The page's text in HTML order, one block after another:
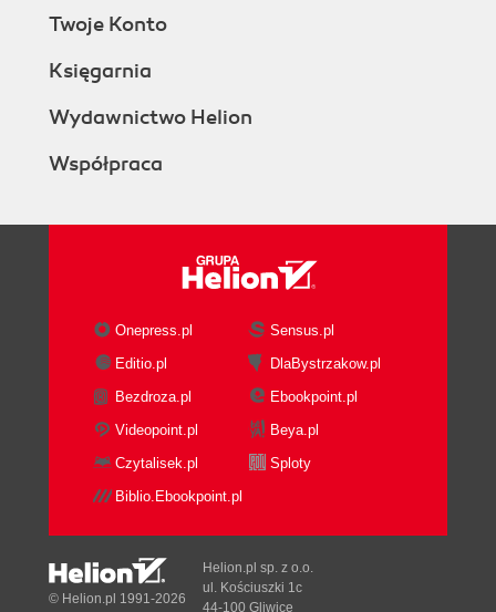
Twoje Konto
Księgarnia
Wydawnictwo Helion
Współpraca
Onepress.pl
Sensus.pl
Editio.pl
DlaBystrzakow.pl
Bezdroza.pl
Ebookpoint.pl
Videopoint.pl
Beya.pl
Czytalisek.pl
Sploty
Biblio.Ebookpoint.pl
© Helion.pl 1991-2026
Helion.pl sp. z o.o.
ul. Kościuszki 1c
44-100 Gliwice